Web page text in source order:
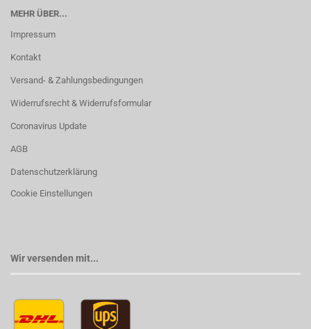
MEHR ÜBER...
Impressum
Kontakt
Versand- & Zahlungsbedingungen
Widerrufsrecht & Widerrufsformular
Coronavirus Update
AGB
Datenschutzerklärung
Cookie Einstellungen
Wir versenden mit...